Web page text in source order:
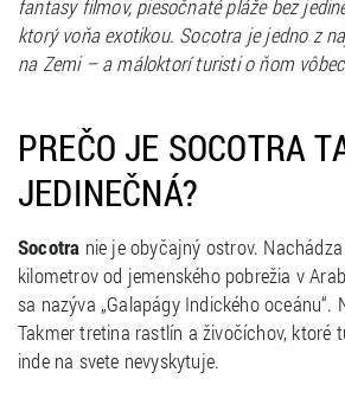
fantasy filmov, piesočnaté pláže bez
ktorý voňa exotikou. Socotra je jedno z
na Zemi – a máloktorí turisti o ňom
PREČO JE SOCOTRA
JEDINEČNÁ?
Socotra nie je obyčajný ostrov.
kilometrov od jemenského pobrežia v
sa nazýva „Galapágy Indického oceánu“.
Takmer tretina rastlín a živočíchov, ktoré
inde na svete nevyskytuje.